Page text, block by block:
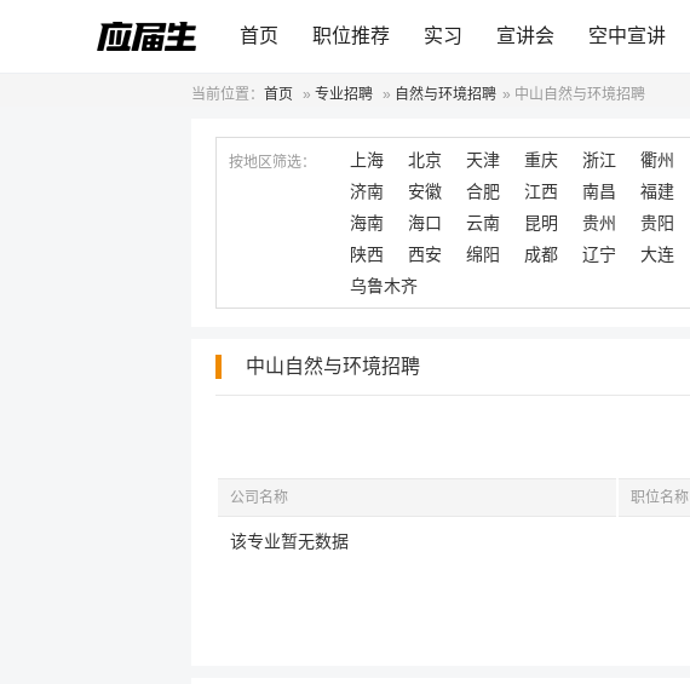
首页 职位推荐 实习 宣讲会 空中宣讲
当前位置： 首页 » 专业招聘 » 自然与环境招聘 » 中山自然与环境招聘
按地区筛选： 上海 北京 天津 重庆 浙江 衢州
济南
安徽 合肥 江西 南昌 福建
海南
海口 云南 昆明 贵州 贵阳
陕西
西安 绵阳 成都 辽宁 大连
乌鲁木齐
中山自然与环境招聘
公司名称 职位名称
该专业暂无数据